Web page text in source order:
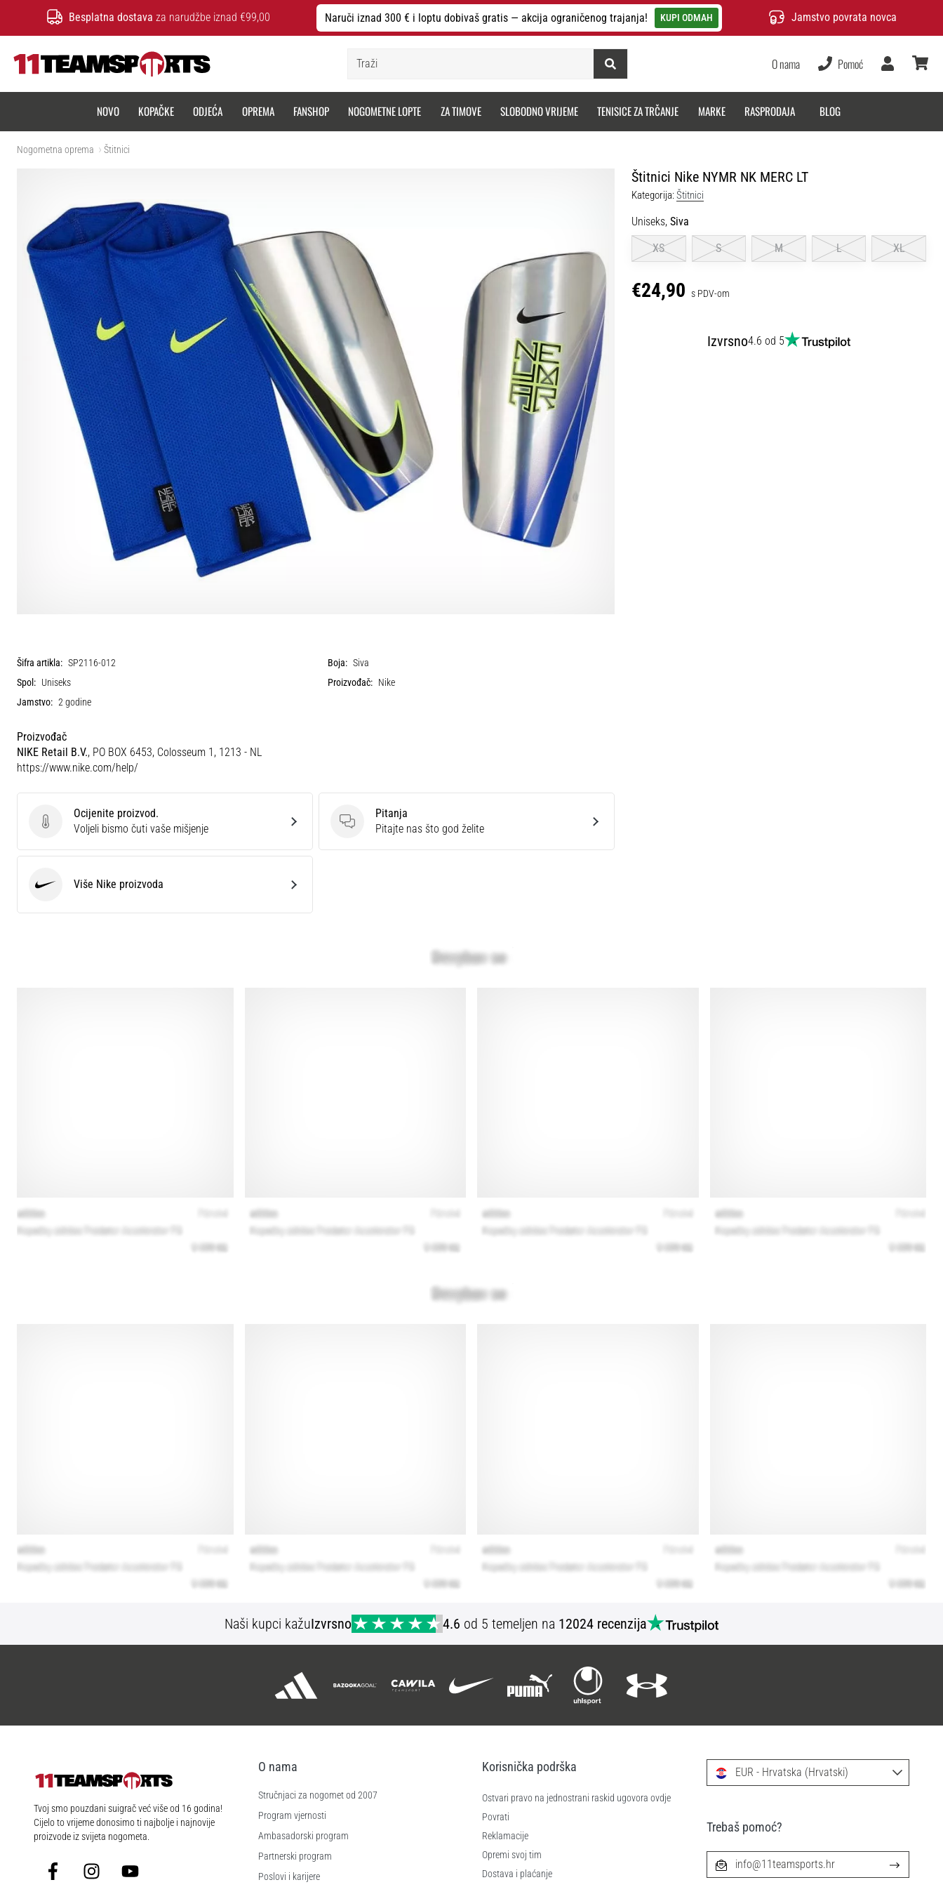
Besplatna dostava za narudžbe iznad €99,00 Naruči iznad 300 € i loptu dobivaš gratis — akcija ograničenog trajanja! KUPI ODMAH Jamstvo povrata novca
O nama Pomoć
Korisnik
NOVO KOPAČKE ODJEĆA OPREMA FANSHOP NOGOMETNE LOPTE ZA TIMOVE SLOBODNO VRIJEME TENISICE ZA TRČANJE MARKE RASPRODAJA BLOG
Nogometna oprema Štitnici
Štitnici Nike NYMR NK MERC LT
Kategorija:Štitnici
Uniseks, Siva
XS
S M L XL
€24,90 s PDV-om
Izvrsno4.6 od 5
Šifra artikla: SP2116-012 Boja: Siva
Spol: Uniseks Proizvođač: Nike
Jamstvo: 2 godine
Proizvođač
NIKE Retail B.V., PO BOX 6453, Colosseum 1, 1213 - NL
https://www.nike.com/help/
Ocijenite proizvod.
Ocijenite proizvod.
Voljeli bismo čuti vaše mišjenje
Pitanja
Pitanja
Pitajte nas što god želite
Više Nike proizvoda
Naši kupci kažuIzvrsno 4.6 od 5 temeljen na 12024 recenzija
11teamsports.hr
Tvoj smo pouzdani suigrač već više od 16 godina!
Cijelo to vrijeme donosimo ti najbolje i najnovije
proizvode iz svijeta nogometa.
FacebookInstagramYouTube
O nama
Stručnjaci za nogomet od 2007
Program vjernosti
Ambasadorski program
Partnerski program
Poslovi i karijere
Korisnička podrška
Ostvari pravo na jednostrani raskid ugovora ovdje
Povrati
Reklamacije
Opremi svoj tim
Dostava i plaćanje
EUR - Hrvatska (Hrvatski)
Trebaš pomoć?
info@11teamsports.hr